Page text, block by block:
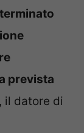
prevista
il datore di